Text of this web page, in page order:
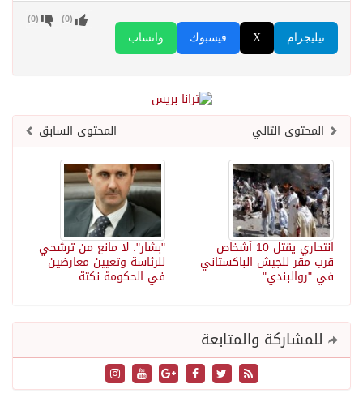
واتساب فيسبوك X تيليجرام
(
0
) (
0
)
المحتوى السابق المحتوى التالي
"بشار": لا مانع من ترشحي
للرئاسة وتعيين معارضين
في الحكومة نكتة
انتحاري يقتل 10 أشخاص
قرب مقر للجيش الباكستاني
في "روالبندي"
للمشاركة والمتابعة